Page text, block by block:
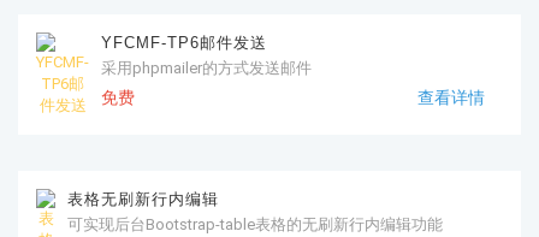
YFCMF-TP6邮件发送
采用phpmailer的方式发送邮件
免费 查看详情
表格无刷新行内编辑
可实现后台Bootstrap-table表格的无刷新行内编辑功能